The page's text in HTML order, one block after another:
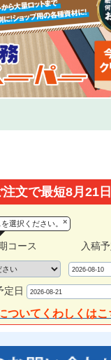
文で最短8月21
×
選択ください。
コース 入稿
定日
ついてくわしくはこ